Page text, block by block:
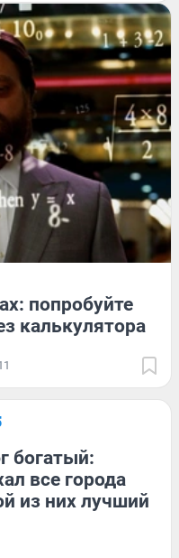
попробуйте
калькулятора
богатый:
все города
из них лучший